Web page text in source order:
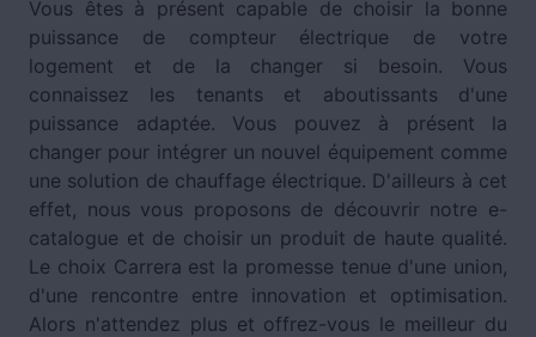
Vous êtes à présent capable de choisir la bonne
puissance de compteur électrique de votre
logement et de la changer si besoin. Vous
connaissez les tenants et aboutissants d'une
puissance adaptée. Vous pouvez à présent la
changer pour intégrer un nouvel équipement comme
une solution de chauffage électrique. D'ailleurs à cet
effet, nous vous proposons de découvrir notre e-
catalogue et de choisir un produit de haute qualité.
Le choix Carrera est la promesse tenue d'une union,
d'une rencontre entre innovation et optimisation.
Alors n'attendez plus et offrez-vous le meilleur du